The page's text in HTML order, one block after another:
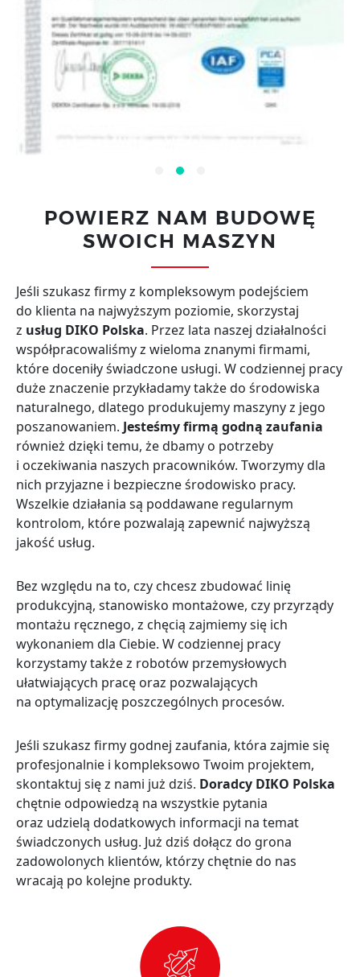
POWIERZ NAM BUDOWĘ
SWOICH MASZYN
Jeśli szukasz firmy z kompleksowym podejściem
do klienta na najwyższym poziomie, skorzystaj
z usług DIKO Polska. Przez lata naszej działalności
współpracowaliśmy z wieloma znanymi firmami,
które doceniły świadczone usługi. W codziennej pracy
duże znaczenie przykładamy także do środowiska
naturalnego, dlatego produkujemy maszyny z jego
poszanowaniem. Jesteśmy firmą godną zaufania
również dzięki temu, że dbamy o potrzeby
i oczekiwania naszych pracowników. Tworzymy dla
nich przyjazne i bezpieczne środowisko pracy.
Wszelkie działania są poddawane regularnym
kontrolom, które pozwalają zapewnić najwyższą
jakość usług.
Bez względu na to, czy chcesz zbudować linię
produkcyjną, stanowisko montażowe, czy przyrządy
montażu ręcznego, z chęcią zajmiemy się ich
wykonaniem dla Ciebie. W codziennej pracy
korzystamy także z robotów przemysłowych
ułatwiających pracę oraz pozwalających
na optymalizację poszczególnych procesów.
Jeśli szukasz firmy godnej zaufania, która zajmie się
profesjonalnie i kompleksowo Twoim projektem,
skontaktuj się z nami już dziś. Doradcy DIKO Polska
chętnie odpowiedzą na wszystkie pytania
oraz udzielą dodatkowych informacji na temat
świadczonych usług. Już dziś dołącz do grona
zadowolonych klientów, którzy chętnie do nas
wracają po kolejne produkty.